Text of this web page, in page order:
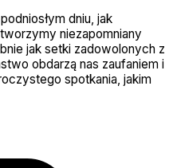
dniu, jak
niezapomniany
jak setki zadowolonych z
obdarzą nas zaufaniem i
spotkania, jakim